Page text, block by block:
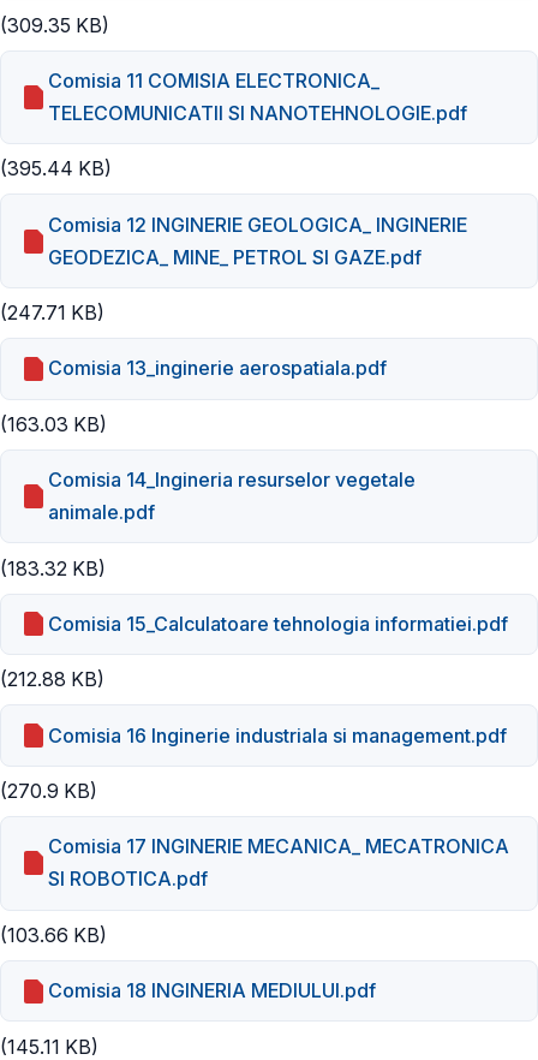
(309.35 KB)
Comisia 11 COMISIA ELECTRONICA_
TELECOMUNICATII SI NANOTEHNOLOGIE.pdf
(395.44 KB)
Comisia 12 INGINERIE GEOLOGICA_ INGINERIE
GEODEZICA_ MINE_ PETROL SI GAZE.pdf
(247.71 KB)
Comisia 13_inginerie aerospatiala.pdf
(163.03 KB)
Comisia 14_Ingineria resurselor vegetale
animale.pdf
(183.32 KB)
Comisia 15_Calculatoare tehnologia informatiei.pdf
(212.88 KB)
Comisia 16 Inginerie industriala si management.pdf
(270.9 KB)
Comisia 17 INGINERIE MECANICA_ MECATRONICA
SI ROBOTICA.pdf
(103.66 KB)
Comisia 18 INGINERIA MEDIULUI.pdf
(145.11 KB)